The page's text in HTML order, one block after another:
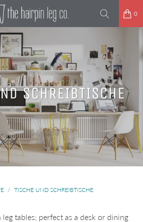
0
SCHREIBTISCHE
/ TISCHE UND SCHREIBTISCHE
leg tables; perfect as a desk or dining